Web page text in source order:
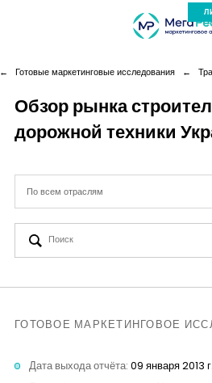
Компания
Услуги
Новая реальность
Аналитика
Контакты
Готовые маркетинговые исследования ←
Обзор рынка
дорожной техники
По всем отраслям
ГОТОВОЕ МАРКЕТИНГОВОЕ
Дата выхода отчёта: 09 января 2013 г.